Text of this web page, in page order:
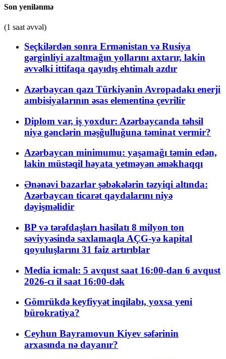
Son yenilənmə
(1 saat əvvəl)
Seçkilərdən sonra Ermənistan və Rusiya
gərginliyi azaltmağın yollarını axtarır, lakin
əvvəlki ittifaqa qayıdış ehtimalı azdır
Azərbaycan qazı Türkiyənin Avropadakı enerji
ambisiyalarının əsas elementinə çevrilir
Diplom var, iş yoxdur: Azərbaycanda təhsil
niyə gənclərin məşğulluğuna təminat vermir?
Azərbaycan minimumu: yaşamağı təmin edən,
lakin müstəqil həyata yetməyən əməkhaqqı
Ənənəvi bazarlar şəbəkələrin təzyiqi altında:
Azərbaycan ticarət qaydalarını niyə
dəyişməlidir
BP və tərəfdaşları hasilatı 8 milyon ton
səviyyəsində saxlamaqla AÇG-yə kapital
qoyuluşlarını 31 faiz artırıblar
Media icmalı: 5 avqust saat 16:00-dan 6 avqust
2026-cı il saat 16:00-dək
Gömrükdə keyfiyyət inqilabı, yoxsa yeni
bürokratiya?
Ceyhun Bayramovun Kiyev səfərinin
arxasında nə dayanır?